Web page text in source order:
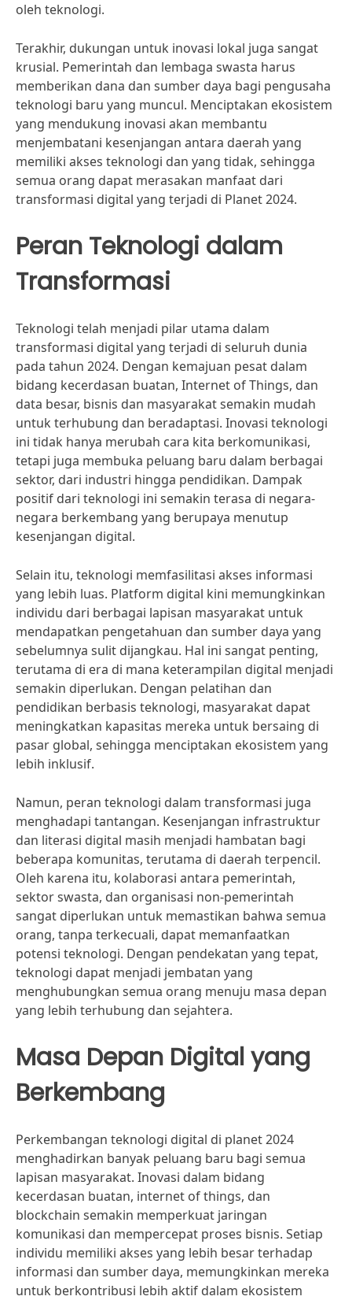
oleh teknologi.
Terakhir, dukungan untuk inovasi lokal juga sangat
krusial. Pemerintah dan lembaga swasta harus
memberikan dana dan sumber daya bagi pengusaha
teknologi baru yang muncul. Menciptakan ekosistem
yang mendukung inovasi akan membantu
menjembatani kesenjangan antara daerah yang
memiliki akses teknologi dan yang tidak, sehingga
semua orang dapat merasakan manfaat dari
transformasi digital yang terjadi di Planet 2024.
Peran Teknologi dalam
Transformasi
Teknologi telah menjadi pilar utama dalam
transformasi digital yang terjadi di seluruh dunia
pada tahun 2024. Dengan kemajuan pesat dalam
bidang kecerdasan buatan, Internet of Things, dan
data besar, bisnis dan masyarakat semakin mudah
untuk terhubung dan beradaptasi. Inovasi teknologi
ini tidak hanya merubah cara kita berkomunikasi,
tetapi juga membuka peluang baru dalam berbagai
sektor, dari industri hingga pendidikan. Dampak
positif dari teknologi ini semakin terasa di negara-
negara berkembang yang berupaya menutup
kesenjangan digital.
Selain itu, teknologi memfasilitasi akses informasi
yang lebih luas. Platform digital kini memungkinkan
individu dari berbagai lapisan masyarakat untuk
mendapatkan pengetahuan dan sumber daya yang
sebelumnya sulit dijangkau. Hal ini sangat penting,
terutama di era di mana keterampilan digital menjadi
semakin diperlukan. Dengan pelatihan dan
pendidikan berbasis teknologi, masyarakat dapat
meningkatkan kapasitas mereka untuk bersaing di
pasar global, sehingga menciptakan ekosistem yang
lebih inklusif.
Namun, peran teknologi dalam transformasi juga
menghadapi tantangan. Kesenjangan infrastruktur
dan literasi digital masih menjadi hambatan bagi
beberapa komunitas, terutama di daerah terpencil.
Oleh karena itu, kolaborasi antara pemerintah,
sektor swasta, dan organisasi non-pemerintah
sangat diperlukan untuk memastikan bahwa semua
orang, tanpa terkecuali, dapat memanfaatkan
potensi teknologi. Dengan pendekatan yang tepat,
teknologi dapat menjadi jembatan yang
menghubungkan semua orang menuju masa depan
yang lebih terhubung dan sejahtera.
Masa Depan Digital yang
Berkembang
Perkembangan teknologi digital di planet 2024
menghadirkan banyak peluang baru bagi semua
lapisan masyarakat. Inovasi dalam bidang
kecerdasan buatan, internet of things, dan
blockchain semakin memperkuat jaringan
komunikasi dan mempercepat proses bisnis. Setiap
individu memiliki akses yang lebih besar terhadap
informasi dan sumber daya, memungkinkan mereka
untuk berkontribusi lebih aktif dalam ekosistem